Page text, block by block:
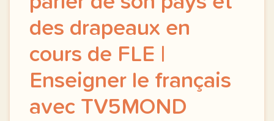
des drapeaux en
cours de FLE |
Enseigner le français
avec TV5MOND